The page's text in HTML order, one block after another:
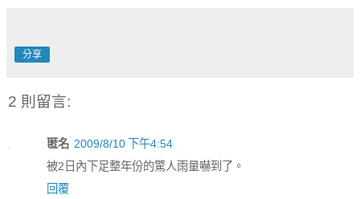
分享
2 則留言:
匿名 2009/8/10 下午4:54
被2日內下足整年份的驚人雨量嚇到了。
回覆